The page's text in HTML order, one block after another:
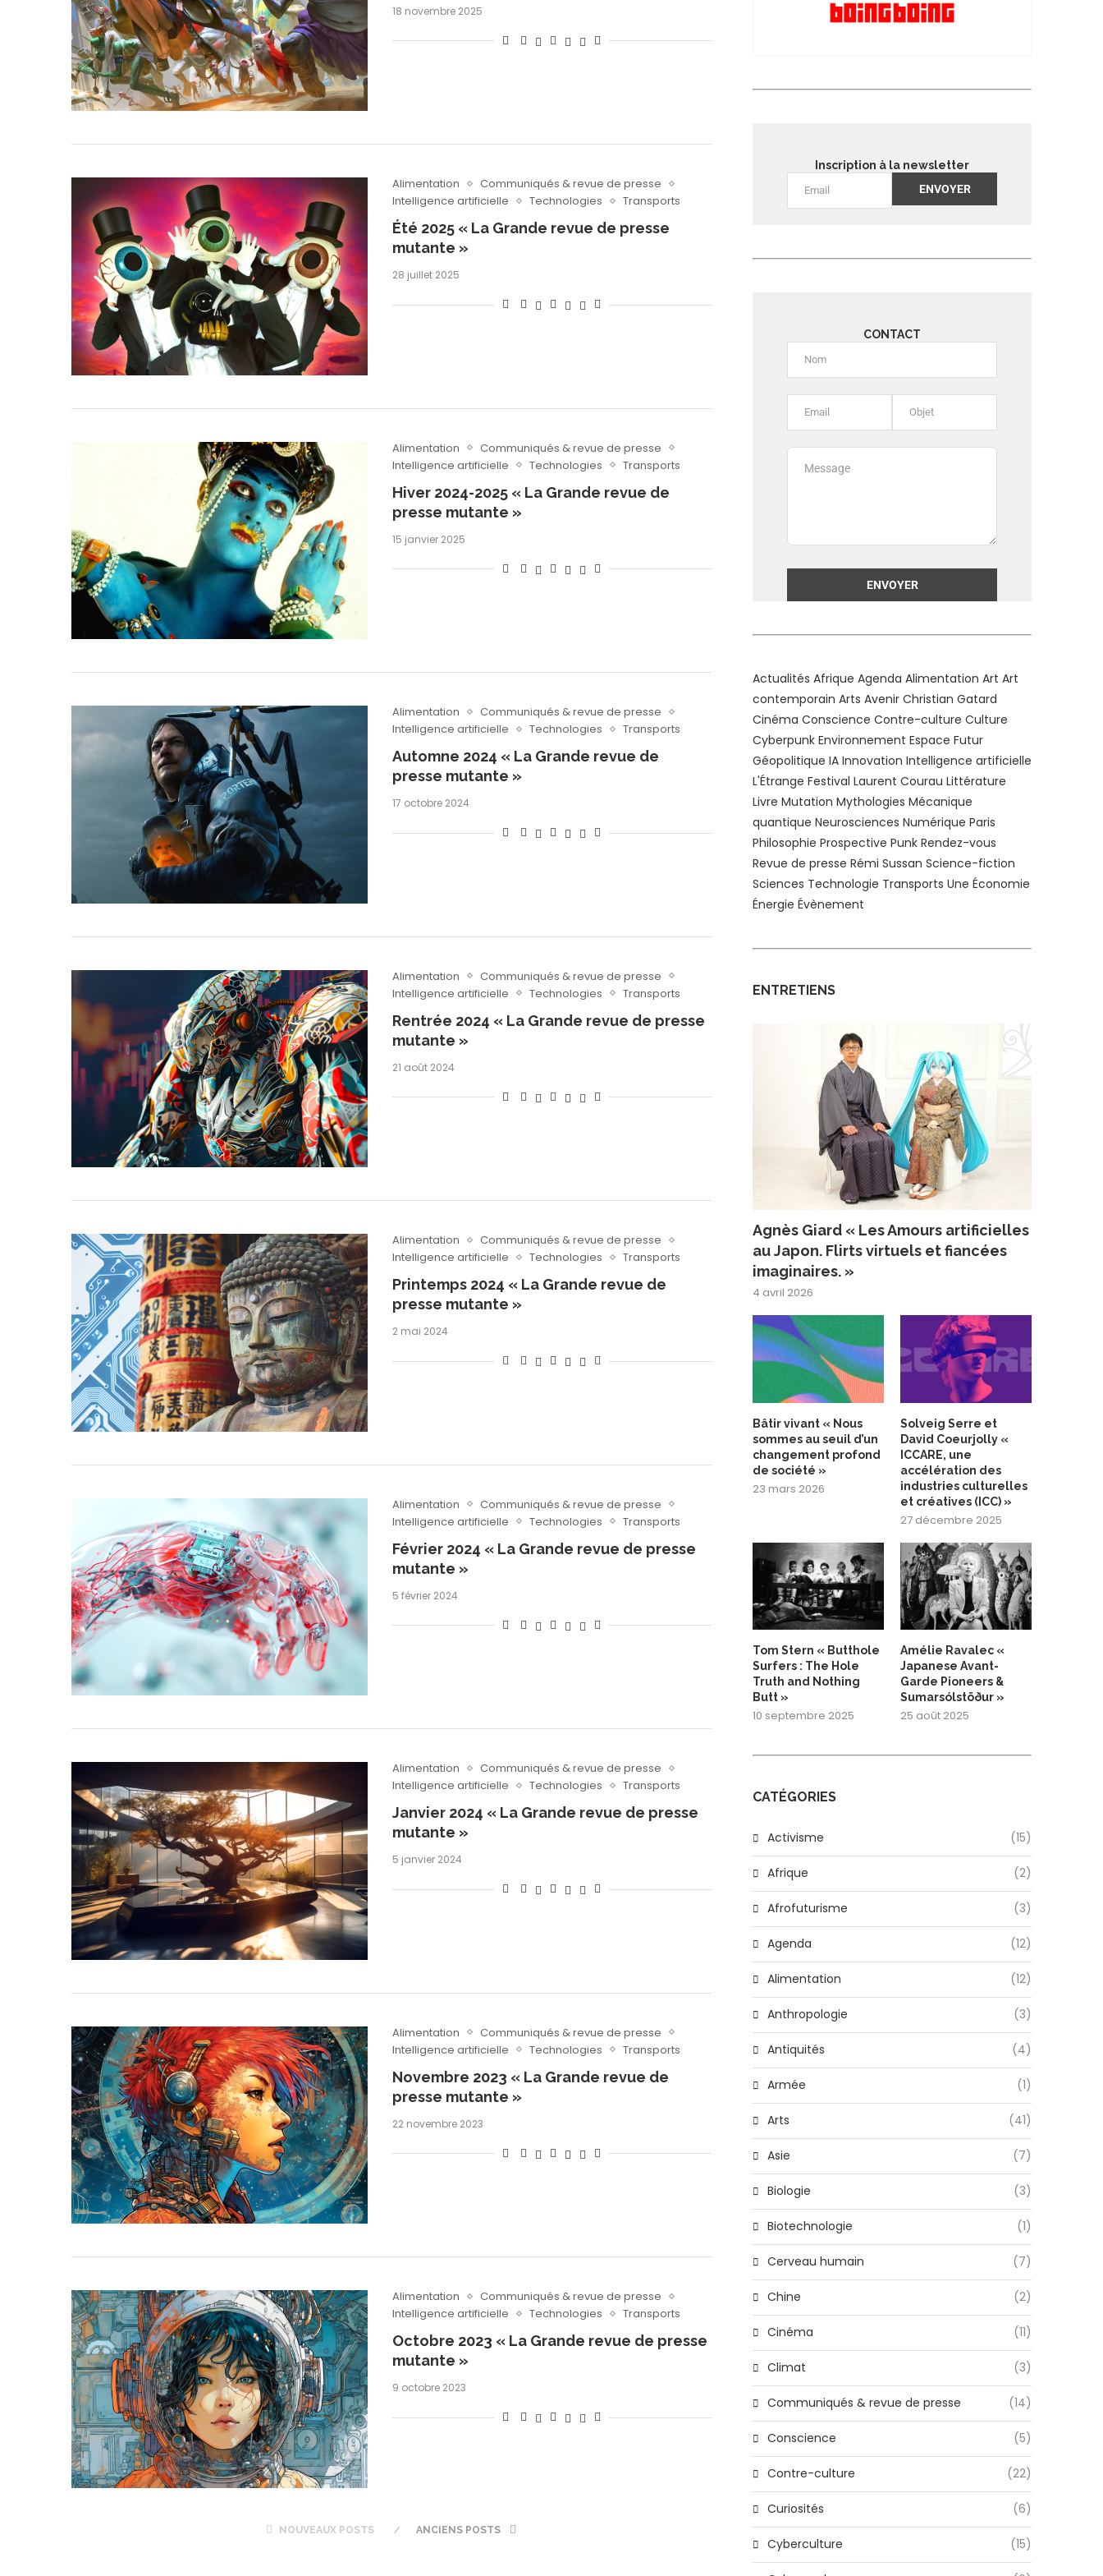
18 novembre 2025
Alimentation
Communiqués & revue de presse
Intelligence artificielle
Technologies Transports
Été 2025 « La Grande revue de presse
mutante »
28 juillet 2025
Alimentation
Communiqués & revue de presse
Intelligence artificielle
Technologies Transports
Hiver 2024-2025 « La Grande revue de
presse mutante »
15 janvier 2025
Alimentation
Communiqués & revue de presse
Intelligence artificielle
Technologies Transports
Automne 2024 « La Grande revue de
presse mutante »
17 octobre 2024
Alimentation
Communiqués & revue de presse
Intelligence artificielle
Technologies Transports
Rentrée 2024 « La Grande revue de presse
mutante »
21 août 2024
Alimentation
Communiqués & revue de presse
Intelligence artificielle
Technologies Transports
Printemps 2024 « La Grande revue de
presse mutante »
2 mai 2024
Alimentation
Communiqués & revue de presse
Intelligence artificielle
Technologies Transports
Février 2024 « La Grande revue de presse
mutante »
5 février 2024
Alimentation
Communiqués & revue de presse
Intelligence artificielle
Technologies Transports
Janvier 2024 « La Grande revue de presse
mutante »
5 janvier 2024
Alimentation
Communiqués & revue de presse
Intelligence artificielle
Technologies Transports
Novembre 2023 « La Grande revue de
presse mutante »
22 novembre 2023
Alimentation
Communiqués & revue de presse
Intelligence artificielle
Technologies Transports
Octobre 2023 « La Grande revue de presse
mutante »
9 octobre 2023
NOUVEAUX POSTS ANCIENS POSTS
Inscription à la newsletter
CONTACT
Actualités Afrique Agenda Alimentation Art Art
contemporain Arts Avenir Christian Gatard
Cinéma Conscience Contre-culture Culture
Cyberpunk Environnement Espace Futur
Géopolitique IA Innovation Intelligence artificielle
L'Étrange Festival Laurent Courau Littérature
Livre Mutation Mythologies Mécanique
quantique Neurosciences Numérique Paris
Philosophie Prospective Punk Rendez-vous
Revue de presse Rémi Sussan Science-fiction
Sciences Technologie Transports Une Économie
Énergie Évènement
ENTRETIENS
Agnès Giard « Les Amours artificielles
au Japon. Flirts virtuels et fiancées
imaginaires. »
4 avril 2026
Bâtir vivant « Nous
sommes au seuil d’un
changement profond
de société »
23 mars 2026
Solveig Serre et
David Coeurjolly «
ICCARE, une
accélération des
industries culturelles
et créatives (ICC) »
27 décembre 2025
Tom Stern « Butthole
Surfers : The Hole
Truth and Nothing
Butt »
10 septembre 2025
Amélie Ravalec «
Japanese Avant-
Garde Pioneers &
Sumarsólstöður »
25 août 2025
CATÉGORIES
Activisme (15)
Afrique (2)
Afrofuturisme (3)
Agenda (12)
Alimentation (12)
Anthropologie (3)
Antiquités (4)
Armée (1)
Arts (41)
Asie (7)
Biologie (3)
Biotechnologie (1)
Cerveau humain (7)
Chine (2)
Cinéma (11)
Climat (3)
Communiqués & revue de presse (14)
Conscience (5)
Contre-culture (22)
Curiosités (6)
Cyberculture (15)